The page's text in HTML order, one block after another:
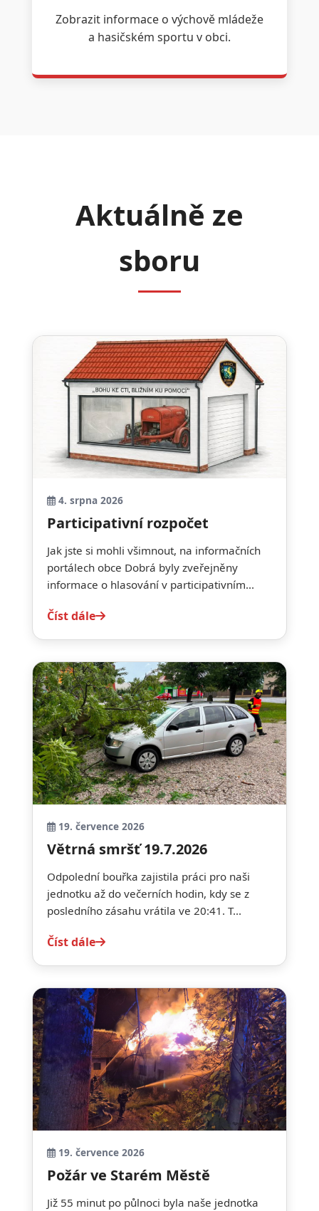
Zobrazit informace o výchově mládeže
a hasičském sportu v obci.
Aktuálně ze
sboru
4. srpna 2026
Participativní rozpočet
Jak jste si mohli všimnout, na informačních
portálech obce Dobrá byly zveřejněny
informace o hlasování v participativním...
Číst dále
19. července 2026
Větrná smršť 19.7.2026
Odpolední bouřka zajistila práci pro naši
jednotku až do večerních hodin, kdy se z
posledního zásahu vrátila ve 20:41. T...
Číst dále
19. července 2026
Požár ve Starém Městě
Již 55 minut po půlnoci byla naše jednotka